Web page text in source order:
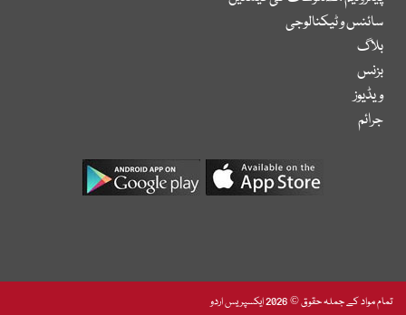
سائنس و ٹیکنالوجی
بلاگ
بزنس
ویڈیوز
جرائم
تمام مواد کے جملہ حقوق © 2026 ایکسپریس اردو